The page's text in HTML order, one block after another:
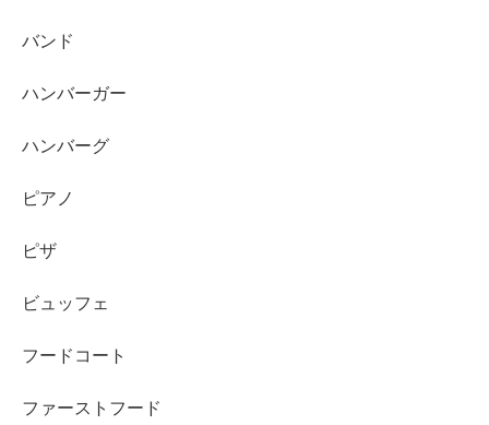
バンド
ハンバーガー
ハンバーグ
ピアノ
ピザ
ビュッフェ
フードコート
ファーストフード